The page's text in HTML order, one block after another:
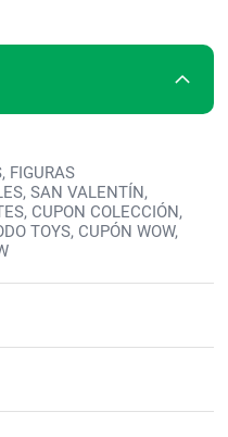
FIGURAS
SAN VALENTÍN,
CUPON COLECCIÓN,
TOYS, CUPÓN WOW,